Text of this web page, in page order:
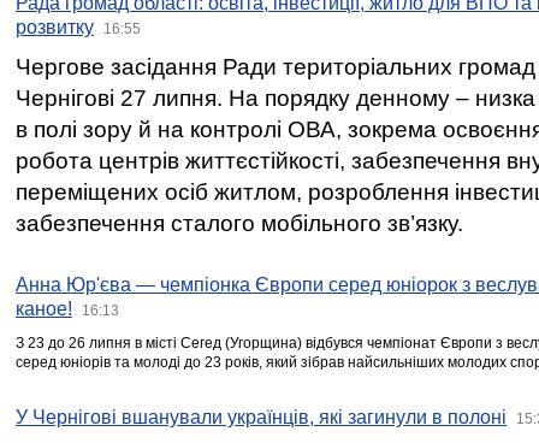
розвитку
16:55
Чергове засідання Ради територіальних громад
Чернігові 27 липня. На порядку денному –
в полі зору й на контролі ОВА, зокрема освоєння
робота центрів життєстійкості, забезпечення
переміщених осіб житлом, розроблення
забезпечення сталого мобільного зв’язку.
Анна Юр'єва — чемпіонка Європи серед юніорок з
каное!
16:13
З 23 до 26 липня в місті Сегед (Угорщина) відбувся чемпіонат Європи з
серед юніорів та молоді до 23 років, який зібрав найсильніших молодих
У Чернігові вшанували українців, які загинули в полоні